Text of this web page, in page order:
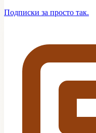
Подписки за просто так.